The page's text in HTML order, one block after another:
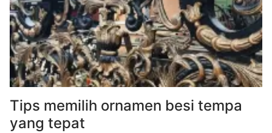
Pagar Besi Tempa Klasik
Railing Tangga Besi Tempa
Railing Balkon Besi Tempa Klasik
Kursi Taman Besi Tempa
Ornamen Besi Tempa Murah Jakarta
Gallery
Gallery Gambar Pagar Besi Tempa Mewah
Gallery Kursi Taman & Kursi Teras Besi Tempa
Gallery Railing Tangga Besi Tempa Klasik Mewah
Gallery Ranjang Besi Tempa Antik Mewah
Articles
Projects
Contact Us
Tips memilih ornamen besi tempa
yang tepat